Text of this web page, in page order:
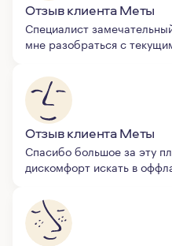
Отзыв клиента Меты
Специалист
мне разобраться с
Отзыв клиента Меты
Спасибо большое за эту
дискомфорт искать в